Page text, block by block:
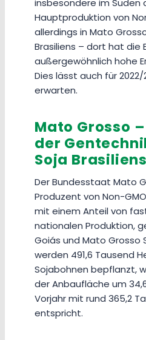
insbesondere im Süden
Hauptproduktion von
allerdings in Mato
Brasiliens – dort hat die
außergewöhnlich hohe
Dies lässt auch für 2022/
erwarten.
Mato Grosso
der
Soja Brasiliens
Der Bundesstaat Mato
Produzent von Non-
mit einem Anteil von
nationalen Produktion,
Goiás und Mato Grosso
werden 491,6 Tausend
Sojabohnen bepflanzt,
der Anbaufläche um
Vorjahr mit rund 365,2
entspricht.